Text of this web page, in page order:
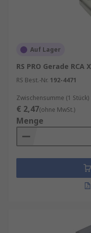
Auf Lager
RS PRO Gerade
RS Best.-Nr. 192-4471
Zwischensumme (1 Stück)
€ 2,47(ohne MwSt.)
Menge